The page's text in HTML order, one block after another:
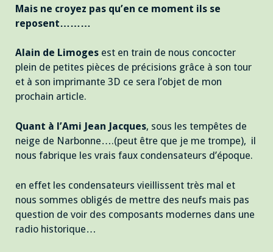
Mais ne croyez pas qu’en ce moment ils se
reposent………
Alain de Limoges est en train de nous concocter
plein de petites pièces de précisions grâce à son tour
et à son imprimante 3D ce sera l’objet de mon
prochain article.
Quant à l’Ami Jean Jacques, sous les tempêtes de
neige de Narbonne….(peut être que je me trompe), il
nous fabrique les vrais faux condensateurs d’époque.
en effet les condensateurs vieillissent très mal et
nous sommes obligés de mettre des neufs mais pas
question de voir des composants modernes dans une
radio historique…